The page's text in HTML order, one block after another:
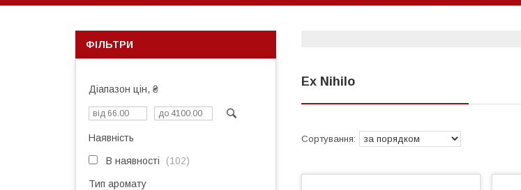
Ex Nihilo
ФІЛЬТРИ
Діапазон цін, ₴
Наявність
В наявності 102
Тип аромату